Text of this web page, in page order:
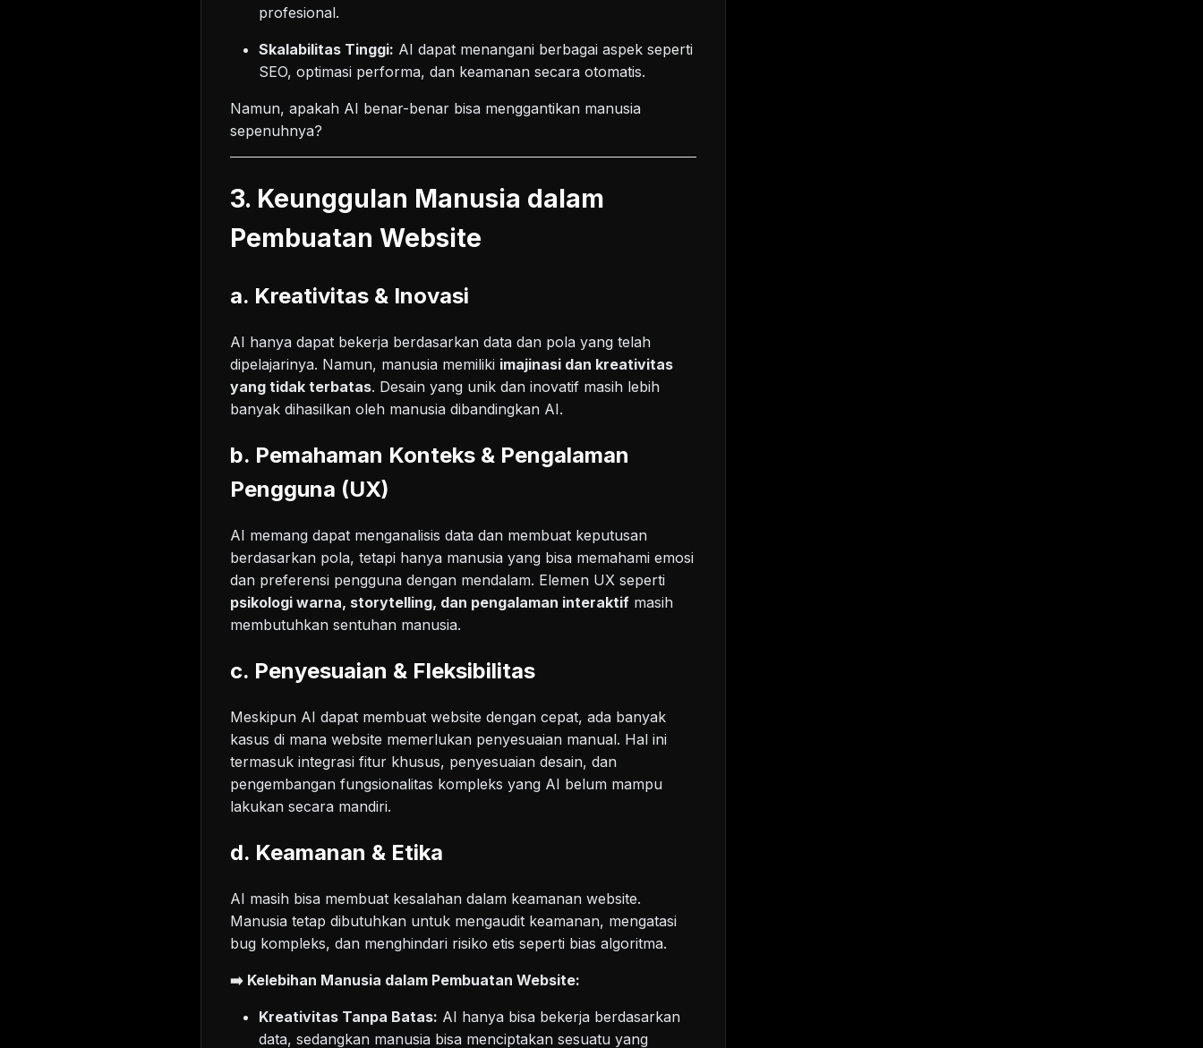
profesional.
Skalabilitas Tinggi: AI dapat menangani berbagai aspek seperti
SEO, optimasi performa, dan keamanan secara otomatis.
Namun, apakah AI benar-benar bisa menggantikan manusia
sepenuhnya?
3. Keunggulan Manusia dalam
Pembuatan Website
a. Kreativitas & Inovasi
AI hanya dapat bekerja berdasarkan data dan pola yang telah
dipelajarinya. Namun, manusia memiliki imajinasi dan kreativitas
yang tidak terbatas. Desain yang unik dan inovatif masih lebih
banyak dihasilkan oleh manusia dibandingkan AI.
b. Pemahaman Konteks & Pengalaman
Pengguna (UX)
AI memang dapat menganalisis data dan membuat keputusan
berdasarkan pola, tetapi hanya manusia yang bisa memahami emosi
dan preferensi pengguna dengan mendalam. Elemen UX seperti
psikologi warna, storytelling, dan pengalaman interaktif masih
membutuhkan sentuhan manusia.
c. Penyesuaian & Fleksibilitas
Meskipun AI dapat membuat website dengan cepat, ada banyak
kasus di mana website memerlukan penyesuaian manual. Hal ini
termasuk integrasi fitur khusus, penyesuaian desain, dan
pengembangan fungsionalitas kompleks yang AI belum mampu
lakukan secara mandiri.
d. Keamanan & Etika
AI masih bisa membuat kesalahan dalam keamanan website.
Manusia tetap dibutuhkan untuk mengaudit keamanan, mengatasi
bug kompleks, dan menghindari risiko etis seperti bias algoritma.
➡️ Kelebihan Manusia dalam Pembuatan Website:
Kreativitas Tanpa Batas: AI hanya bisa bekerja berdasarkan
data, sedangkan manusia bisa menciptakan sesuatu yang